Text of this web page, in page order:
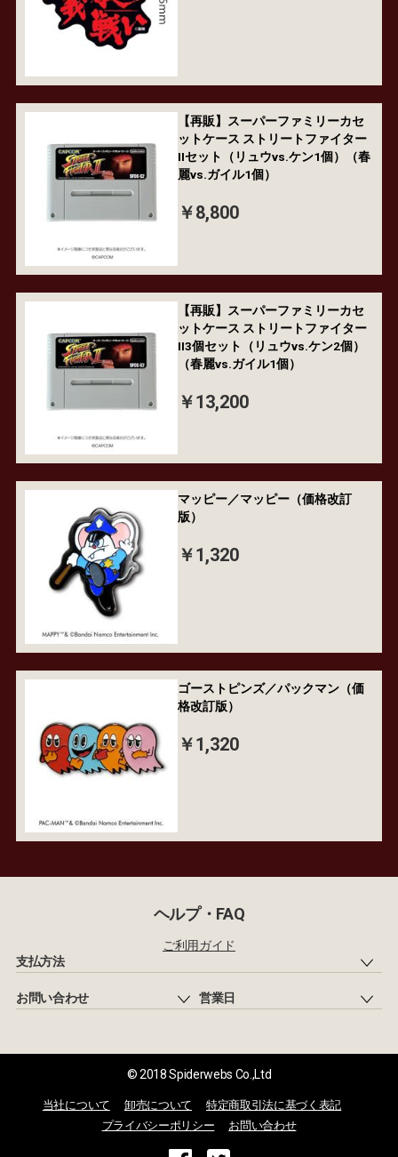
【再販】スーパーファミリーカセ
ットケース ストリートファイター
IIセット（リュウvs.ケン1個）（春
麗vs.ガイル1個）
￥8,800
【再販】スーパーファミリーカセ
ットケース ストリートファイター
II3個セット（リュウvs.ケン2個）
（春麗vs.ガイル1個）
￥13,200
マッピー／マッピー（価格改訂
版）
￥1,320
ゴーストピンズ／パックマン（価
格改訂版）
￥1,320
ヘルプ・FAQ
ご利用ガイド
支払方法
お問い合わせ 営業日
© 2018 Spiderwebs Co.,Ltd
当社について 卸売について
特定商取引法に基づく表記
プライバシーポリシー
お問い合わせ